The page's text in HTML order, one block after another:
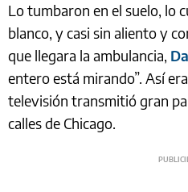
Lo tumbaron en el suelo, lo
blanco, y casi sin aliento y
que llegara la ambulancia,
entero está mirando”. Así
televisión transmitió gran
calles de Chicago.